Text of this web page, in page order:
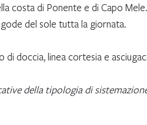
costa di Ponente e di Capo
del sole tutta la giornata.
doccia, linea cortesia e
della tipologia di